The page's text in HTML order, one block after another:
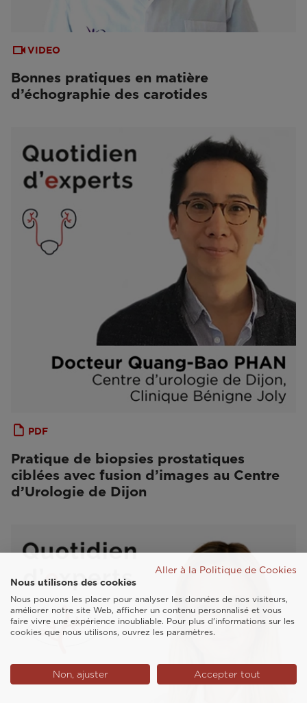
VIDEO
Bonnes pratiques en matière
d’échographie des carotides
PDF
Pratique de biopsies prostatiques
ciblées avec fusion d’images au Centre
d’Urologie de Dijon
Aller à la Politique de Cookies
Nous utilisons des cookies
Nous pouvons les placer pour analyser les données de nos visiteurs,
améliorer notre site Web, afficher un contenu personnalisé et vous
faire vivre une expérience inoubliable. Pour plus d'informations sur les
cookies que nous utilisons, ouvrez les paramètres.
Non, ajuster Accepter tout